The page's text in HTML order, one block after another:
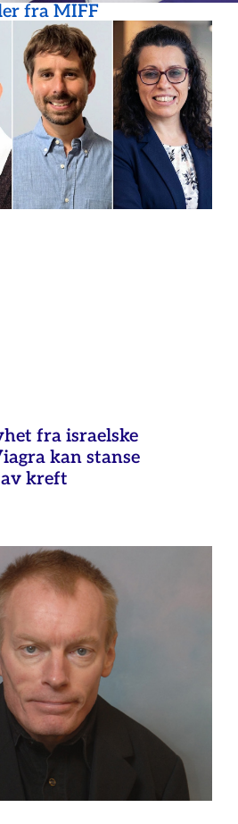
fra MIFF
fra israelske
kan stanse
kreft